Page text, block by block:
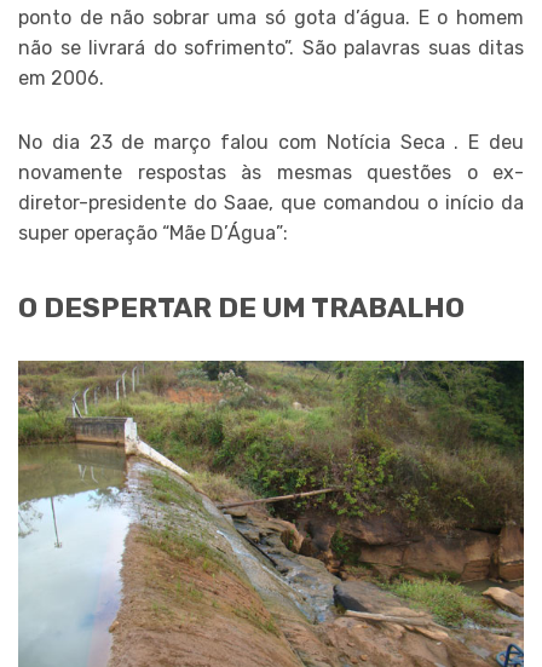
ponto de não sobrar uma só gota d’água. E o homem
não se livrará do sofrimento”. São palavras suas ditas
em 2006.
No dia 23 de março falou com Notícia Seca . E deu
novamente respostas às mesmas questões o ex-
diretor-presidente do Saae, que comandou o início da
super operação “Mãe D’Água”:
O DESPERTAR DE UM TRABALHO